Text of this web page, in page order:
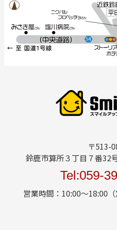
〒513-
鈴鹿市算所３丁目７番32
Tel:059-
営業時間：10:00～18:00（